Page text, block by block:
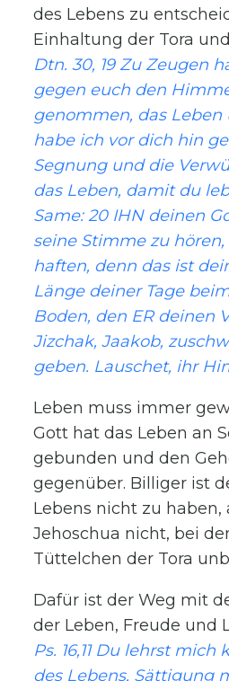
des Lebens zu
Einhaltung der Tora
Dtn. 30, 19 Zu Zeugen
gegen euch den
genommen, das Leben
habe ich vor dich hin
Segnung und die
das Leben, damit du
Same: 20 IHN deinen
seine Stimme zu
haften, denn das ist
Länge deiner Tage
Boden, den ER deinen
Jizchak, Jaakob,
geben. Lauschet, ihr
Leben muss immer
Gott hat das Leben an
gebunden und den
gegenüber. Billiger ist
Lebens nicht zu haben,
Jehoschua nicht, bei
Tüttelchen der Tora
Dafür ist der Weg mit
der Leben, Freude und
Ps. 16,11 Du lehrst
des Lebens, Sättigung